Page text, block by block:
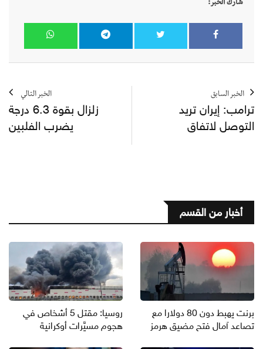
شارك الخبر:
الخبر السابق
ترامب: إيران تريد
التوصل لاتفاق
الخبر التالي
زلزال بقوة 6.3 درجة
يضرب الفلبين
أخبار من القسم
برنت يهبط دون 80 دولارا مع
تصاعد آمال فتح مضيق هرمز
روسيا: مقتل 5 أشخاص في
هجوم مسيَّرات أوكرانية